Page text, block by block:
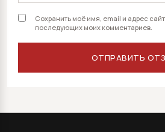
Сохранить моё имя, email и адрес
последующих моих комментариев.